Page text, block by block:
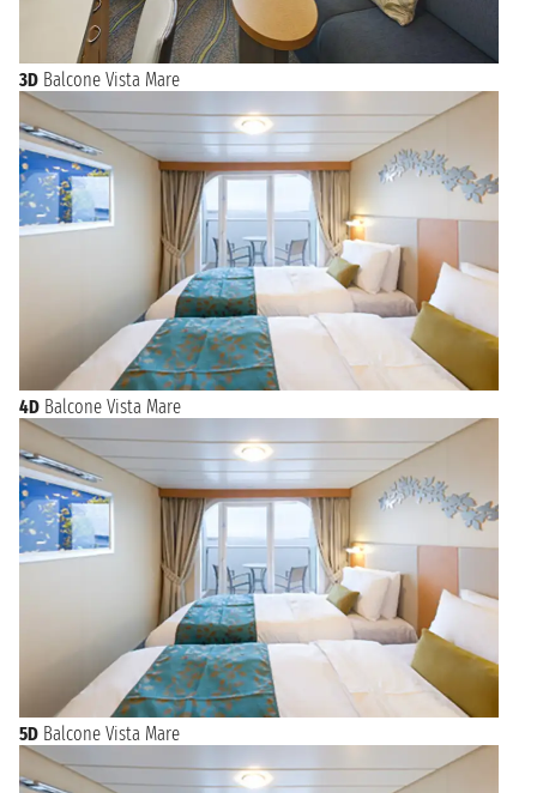
3D Balcone Vista Mare
4D Balcone Vista Mare
5D Balcone Vista Mare